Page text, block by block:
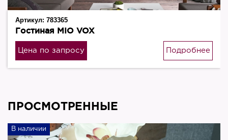
Артикул: 783365
Гостиная MIO VOX
Цена по запросу Подробнее
ПРОСМОТРЕННЫЕ
В наличии